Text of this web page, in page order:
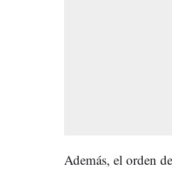
Además, el orden